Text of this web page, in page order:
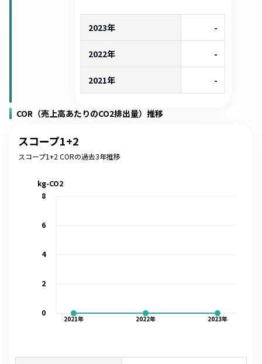
2023年 -
2022年 -
2021年 -
COR（売上高あたりのCO2排出量）推移
スコープ1+2
スコープ1+2 CORの過去3年推移
2021年 2022年 2023年
0
2
4
6
8
kg-CO2